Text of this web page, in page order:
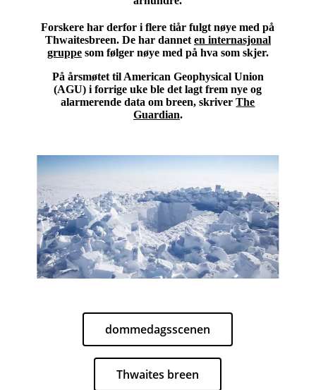
Forskere har derfor i flere tiår fulgt nøye med på
Thwaitesbreen. De har dannet en internasjonal
gruppesom følger nøye med på hva som skjer.
På årsmøtet til American Geophysical Union
(AGU) i forrige uke ble det lagt frem nye og
alarmerende data om breen, skriverThe
Guardian.
dommedagsscenen
Thwaites breen